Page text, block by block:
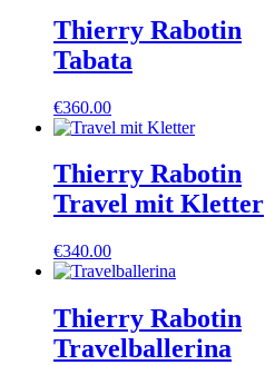
Thierry Rabotin
Tabata
€360.00
Thierry Rabotin
Travel mit Kletter
€340.00
Thierry Rabotin
Travelballerina